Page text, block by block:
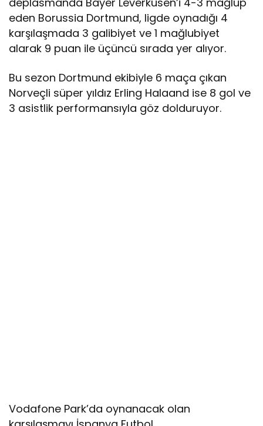
eden Borussia Dortmund, ligde oynadığı 4
karşılaşmada 3 galibiyet ve 1 mağlubiyet
alarak 9 puan ile üçüncü sırada yer alıyor.
Bu sezon Dortmund ekibiyle 6 maça çıkan
Norveçli süper yıldız Erling Halaand ise 8 gol ve
3 asistlik performansıyla göz dolduruyor.
Vodafone Park’da oynanacak olan